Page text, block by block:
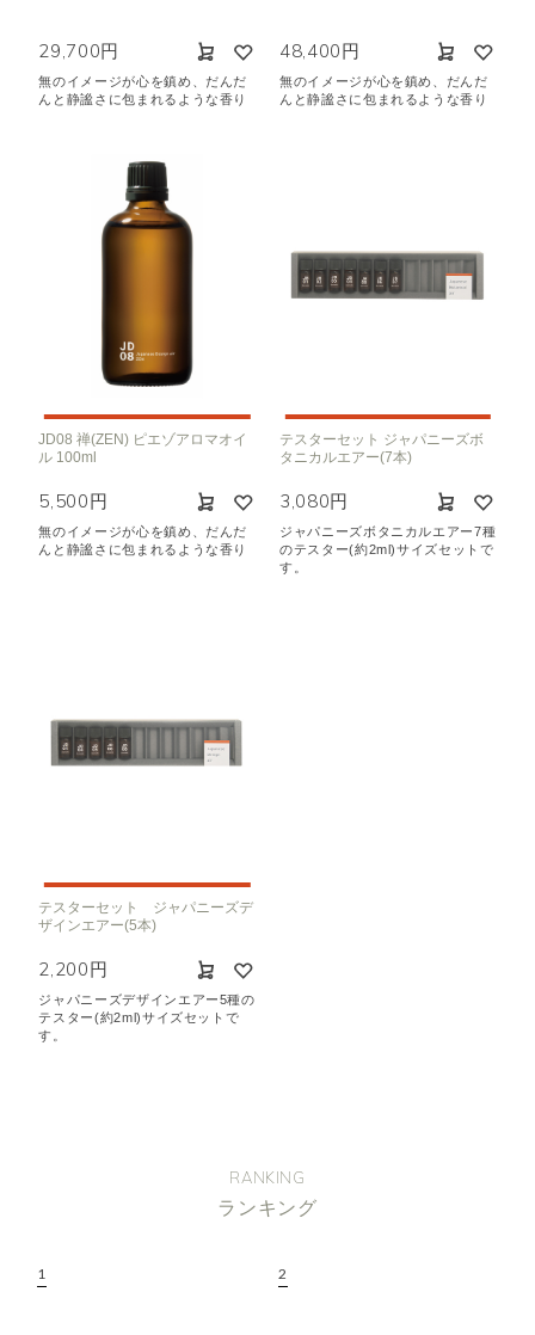
29,700円
無のイメージが心を鎮め、だんだ
んと静謐さに包まれるような香り
48,400円
無のイメージが心を鎮め、だんだ
んと静謐さに包まれるような香り
JD08 禅(ZEN) ピエゾアロマオイ
ル 100ml
5,500円
無のイメージが心を鎮め、だんだ
んと静謐さに包まれるような香り
テスターセット ジャパニーズボ
タニカルエアー(7本)
3,080円
ジャパニーズボタニカルエアー7種
のテスター(約2ml)サイズセットで
す。
テスターセット ジャパニーズデ
ザインエアー(5本)
2,200円
ジャパニーズデザインエアー5種の
テスター(約2ml)サイズセットで
す。
RANKING
ランキング